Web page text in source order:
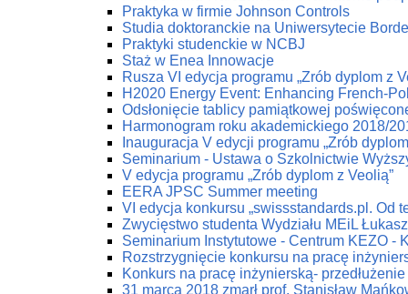
Praktyka w firmie Johnson Controls
Studia doktoranckie na Uniwersytecie
Praktyki studenckie w NCBJ
Staż w Enea Innowacje
Rusza VI edycja programu „Zrób dyplom z
H2020 Energy Event: Enhancing French-
Odsłonięcie tablicy pamiątkowej
Harmonogram roku akademickiego 2018/
Inauguracja V edycji programu „Zrób
Seminarium - Ustawa o Szkolnictwie
V edycja programu „Zrób dyplom z Veolią”
EERA JPSC Summer meeting
VI edycja konkursu „swissstandards.pl. Od
Zwycięstwo studenta Wydziału MEiL
Seminarium Instytutowe - Centrum KEZO -
Rozstrzygnięcie konkursu na pracę
Konkurs na pracę inżynierską-
31 marca 2018 zmarł prof. Stanisław